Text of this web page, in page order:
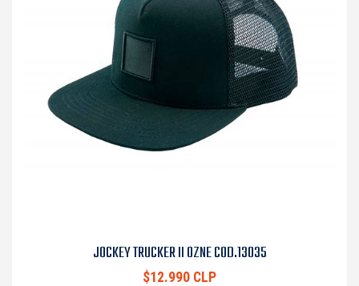
JOCKEY TRUCKER II OZNE COD.13035
$12.990 CLP